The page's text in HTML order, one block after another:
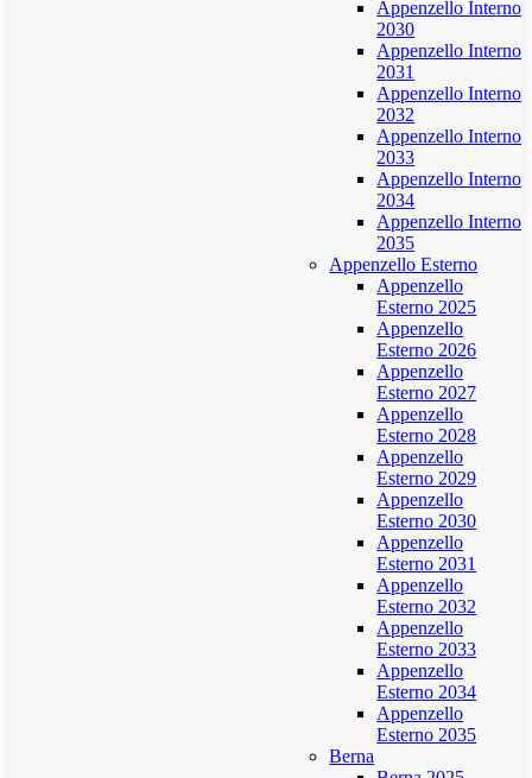
Appenzello Interno
2030
Appenzello Interno
2031
Appenzello Interno
2032
Appenzello Interno
2033
Appenzello Interno
2034
Appenzello Interno
2035
Appenzello Esterno
Appenzello
Esterno 2025
Appenzello
Esterno 2026
Appenzello
Esterno 2027
Appenzello
Esterno 2028
Appenzello
Esterno 2029
Appenzello
Esterno 2030
Appenzello
Esterno 2031
Appenzello
Esterno 2032
Appenzello
Esterno 2033
Appenzello
Esterno 2034
Appenzello
Esterno 2035
Berna